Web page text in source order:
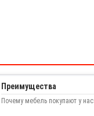
Преимущества
Почему мебель покупают у нас